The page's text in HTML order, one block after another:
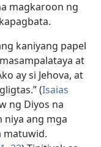
magkaroon ng
kaniyang papel
at
ay si Jehova, at
(Isaias
ng Diyos na
niya ang mga
matuwid.